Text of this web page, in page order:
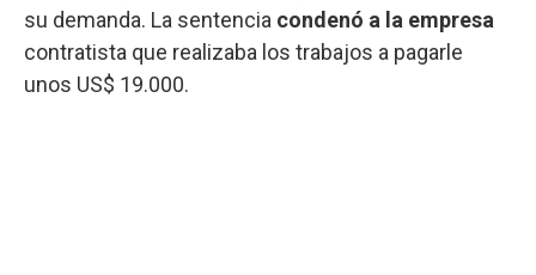
su demanda. La sentencia condenó a la empresa
contratista que realizaba los trabajos a pagarle
unos US$ 19.000.